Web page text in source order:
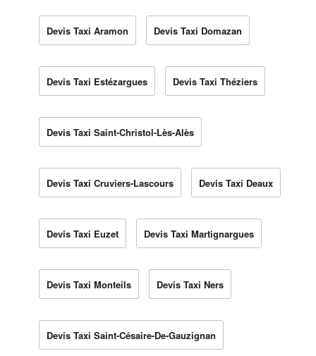
Devis Taxi Aramon Devis Taxi Domazan
Devis Taxi Estézargues Devis Taxi Théziers
Devis Taxi Saint-Christol-Lès-Alès
Devis Taxi Cruviers-Lascours Devis Taxi Deaux
Devis Taxi Euzet Devis Taxi Martignargues
Devis Taxi Monteils Devis Taxi Ners
Devis Taxi Saint-Césaire-De-Gauzignan